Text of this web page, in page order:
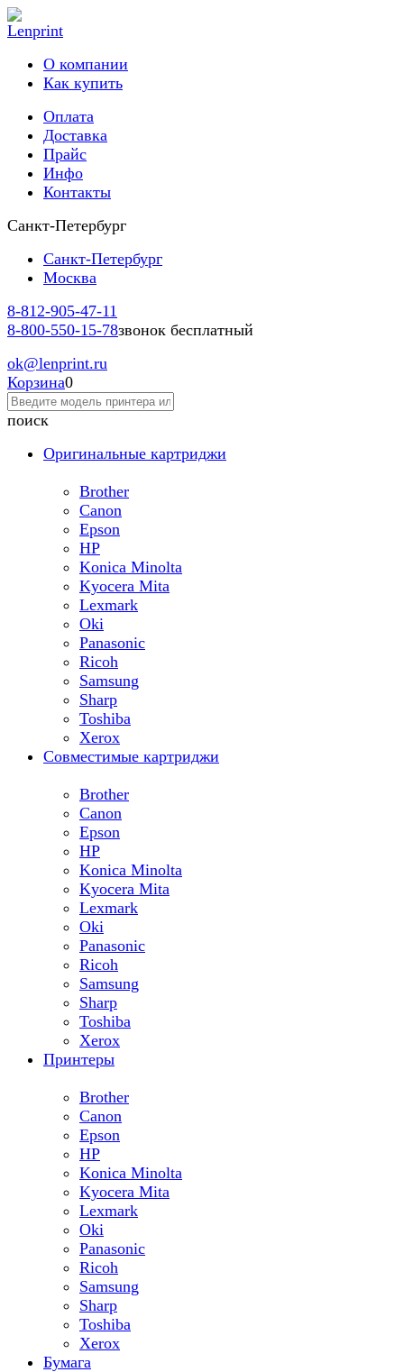
О компании
Как купить
Оплата
Доставка
Прайс
Инфо
Контакты
Санкт-Петербург
Санкт-Петербург
Москва
8-812-905-47-11
8-800-550-15-78звонок бесплатный
ok@lenprint.ru
Корзина0
поиск
Оригинальные картриджи
Brother
Canon
Epson
HP
Konica Minolta
Kyocera Mita
Lexmark
Oki
Panasonic
Ricoh
Samsung
Sharp
Toshiba
Xerox
Совместимые картриджи
Brother
Canon
Epson
HP
Konica Minolta
Kyocera Mita
Lexmark
Oki
Panasonic
Ricoh
Samsung
Sharp
Toshiba
Xerox
Принтеры
Brother
Canon
Epson
HP
Konica Minolta
Kyocera Mita
Lexmark
Oki
Panasonic
Ricoh
Samsung
Sharp
Toshiba
Xerox
Бумага